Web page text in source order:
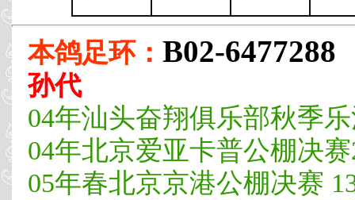
本鸽足环： B02-6477288
孙代
04年汕头奋翔俱乐部秋季
04年北京爱亚卡普公棚决
05年春北京京港公棚决赛